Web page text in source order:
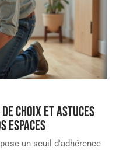
choix et astuces
espaces
un seuil d'adhérence